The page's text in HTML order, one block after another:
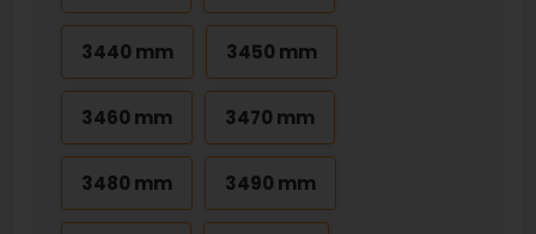
3440 mm 3450 mm
3460 mm 3470 mm
3480 mm 3490 mm